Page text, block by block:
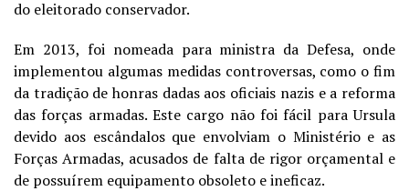
do eleitorado conservador.
Em 2013, foi nomeada para ministra da Defesa, onde
implementou algumas medidas controversas, como o fim
da tradição de honras dadas aos oficiais nazis e a reforma
das forças armadas. Este cargo não foi fácil para Ursula
devido aos escândalos que envolviam o Ministério e as
Forças Armadas, acusados de falta de rigor orçamental e
de possuírem equipamento obsoleto e ineficaz.